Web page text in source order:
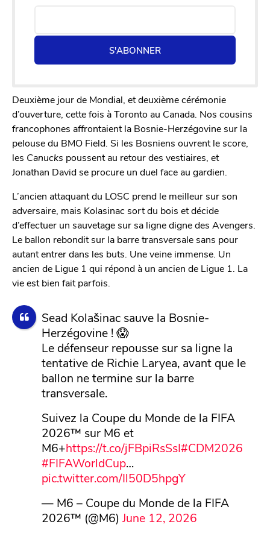
S'ABONNER
Deuxième jour de Mondial, et deuxième cérémonie
d’ouverture, cette fois à Toronto au Canada. Nos cousins
francophones affrontaient la Bosnie-Herzégovine sur la
pelouse du BMO Field. Si les Bosniens ouvrent le score,
les Canucks poussent au retour des vestiaires, et
Jonathan David se procure un duel face au gardien.
L’ancien attaquant du LOSC prend le meilleur sur son
adversaire, mais Kolasinac sort du bois et décide
d’effectuer un sauvetage sur sa ligne digne des Avengers.
Le ballon rebondit sur la barre transversale sans pour
autant entrer dans les buts. Une veine immense. Un
ancien de Ligue 1 qui répond à un ancien de Ligue 1. La
vie est bien fait parfois.
Sead Kolašinac sauve la Bosnie-
Herzégovine ! 😱
Le défenseur repousse sur sa ligne la
tentative de Richie Laryea, avant que le
ballon ne termine sur la barre
transversale.
Suivez la Coupe du Monde de la FIFA
2026™ sur M6 et
M6+https://t.co/jFBpiRsSsI#CDM2026
#FIFAWorldCup…
pic.twitter.com/Il50D5hpgY
— M6 – Coupe du Monde de la FIFA
2026™ (@M6) June 12, 2026